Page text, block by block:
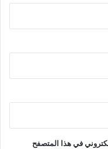
في هذا المتصفح